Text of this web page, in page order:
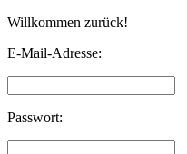
Willkommen zurück!
E-Mail-Adresse:
Passwort: